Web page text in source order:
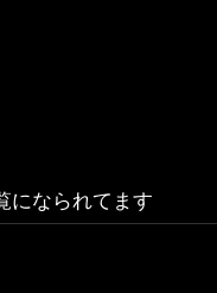
になられてます